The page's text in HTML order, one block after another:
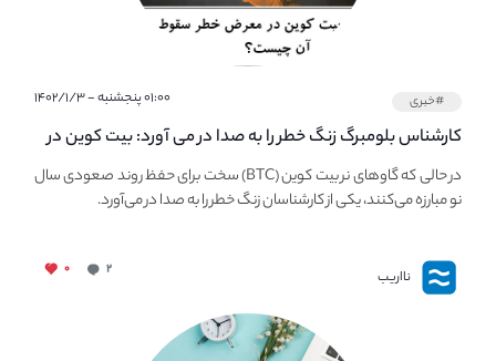
#خبری ۰۱:۰۰ پنجشنبه - ۱۴۰۲/۱/۳
کارشناس بلومبرگ زنگ خطر را به صدا در می آورد: بیت کوین در
معرض خطر سقوط بزرگ است - دلیل آن چیست؟در حالی که گاوهای نر بیت کوین (BTC) سخت برای حفظ روند صعودی سال
نو مبارزه می‌کنند، یکی از کارشناسان زنگ خطر را به صدا در می‌آورد.
نااریب ۲ ۰